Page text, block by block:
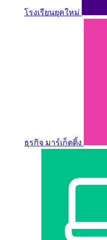
โรงเรียนยุคใหม่
ธุรกิจ มาร์เก็ตติ้ง